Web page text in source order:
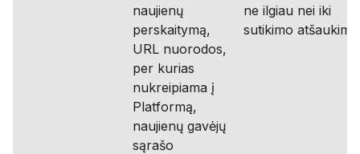
naujienų
perskaitymą,
URL nuorodos,
per kurias
nukreipiama į
Platformą,
naujienų gavėjų
sąrašo
ne ilgiau nei iki
sutikimo